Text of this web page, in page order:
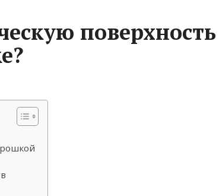
поверхность